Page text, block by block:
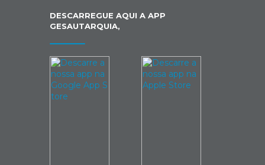
DESCARREGUE AQUI A APP
GESAUTARQUIA,